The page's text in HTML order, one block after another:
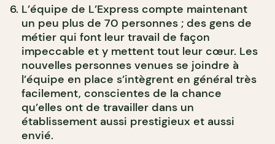
L’équipe de L’Express compte maintenant
un peu plus de 70 personnes ; des gens de
métier qui font leur travail de façon
impeccable et y mettent tout leur cœur. Les
nouvelles personnes venues se joindre à
l’équipe en place s’intègrent en général très
facilement, conscientes de la chance
qu’elles ont de travailler dans un
établissement aussi prestigieux et aussi
envié.